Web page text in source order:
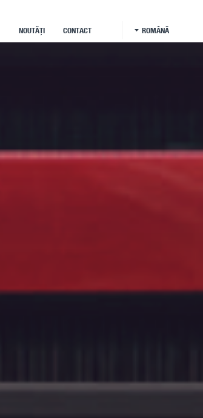
NOUTĂȚI CONTACT ROMÂNĂ